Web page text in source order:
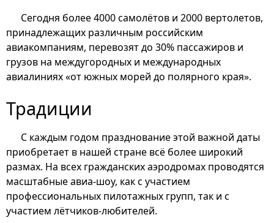
Сегодня более 4000 самолётов и 2000 вертолетов,
принадлежащих различным российским
авиакомпаниям, перевозят до 30% пассажиров и
грузов на междугородных и международных
авиалиниях «от южных морей до полярного края».
Традиции
С каждым годом празднование этой важной даты
приобретает в нашей стране всё более широкий
размах. На всех гражданских аэродромах проводятся
масштабные авиа-шоу, как с участием
профессиональных пилотажных групп, так и с
участием лётчиков-любителей.